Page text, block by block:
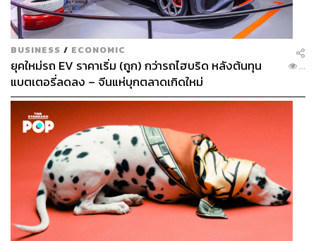
BUSINESS / ECONOMIC
ยุคใหม่รถ EV ราคาเริ่ม (ถูก) กว่ารถไฮบริด หลังต้นทุน
แบตเตอรี่ลดลง – จีนแห่บุกตลาดเกิดใหม่
...